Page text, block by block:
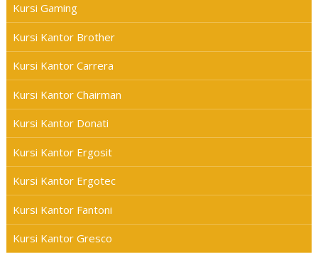
Kursi Gaming
Kursi Kantor Brother
Kursi Kantor Carrera
Kursi Kantor Chairman
Kursi Kantor Donati
Kursi Kantor Ergosit
Kursi Kantor Ergotec
Kursi Kantor Fantoni
Kursi Kantor Gresco